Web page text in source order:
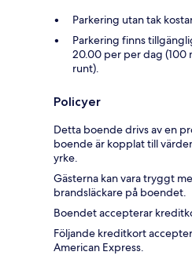
Parkering utan tak
Parkering finns
20.00 per per dag
runt).
Policyer
Detta boende drivs av en
boende är kopplat till
yrke.
Gästerna kan vara tryggt
brandsläckare på boendet.
Boendet accepterar
Följande kreditkort
American Express.